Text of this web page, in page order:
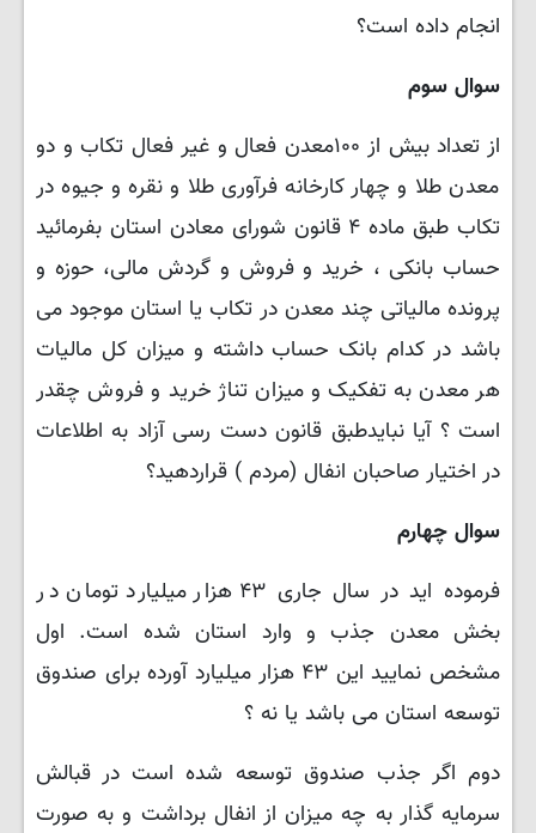
انجام داده است؟
سوال سوم
از تعداد بیش از ۱۰۰معدن فعال و غیر فعال تکاب و دو
معدن طلا و چهار کارخانه فرآوری طلا و نقره و جیوه در
تکاب طبق ماده ۴ قانون شورای معادن استان بفرمائید
حساب بانکی ، خرید و فروش و گردش مالی، حوزه و
پرونده مالیاتی چند معدن در تکاب یا استان موجود می
باشد در کدام بانک حساب داشته و میزان کل مالیات
هر معدن به تفکیک و میزان تناژ خرید و فروش چقدر
است ؟ آیا نبایدطبق قانون دست رسی آزاد به اطلاعات
در اختیار صاحبان انفال (مردم ) قراردهید؟
سوال چهارم
فرموده اید در سال جاری ۴۳ هزار میلیارد تومان در
بخش معدن جذب و وارد استان شده است. اول
مشخص نمایید این ۴۳ هزار میلیارد آورده برای صندوق
توسعه استان می باشد یا نه ؟
دوم اگر جذب صندوق توسعه شده است در قبالش
سرمایه گذار به چه میزان از انفال برداشت و به صورت